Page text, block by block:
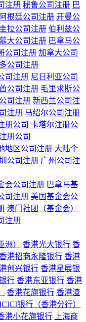
注册 秘鲁公司注册 巴
阿根廷公司注册 开曼公
拉公司注册 伯利兹公
大公司注册 巴拿马公
公司注册 加拿大公司
公司注册
司注册 尼日利亚公司
公司注册 毛里求斯公
司注册 新西兰公司注
注册 马绍尔公司注册
册公司 卡塔尔注册公
册公司
地区公司注册 大陆个
公司注册 广州公司注
会公司注册 巴拿马基
司注册 美国基金会公
澳门社团（基金会）
注册
洲） 香港光大银行 香
香港招商永隆银行 香港
创兴银行 香港星展银
行 香港东亚银行 香港
香港花旗银行 香港渣
银行（香港分行）
港小花旗银行
上海商